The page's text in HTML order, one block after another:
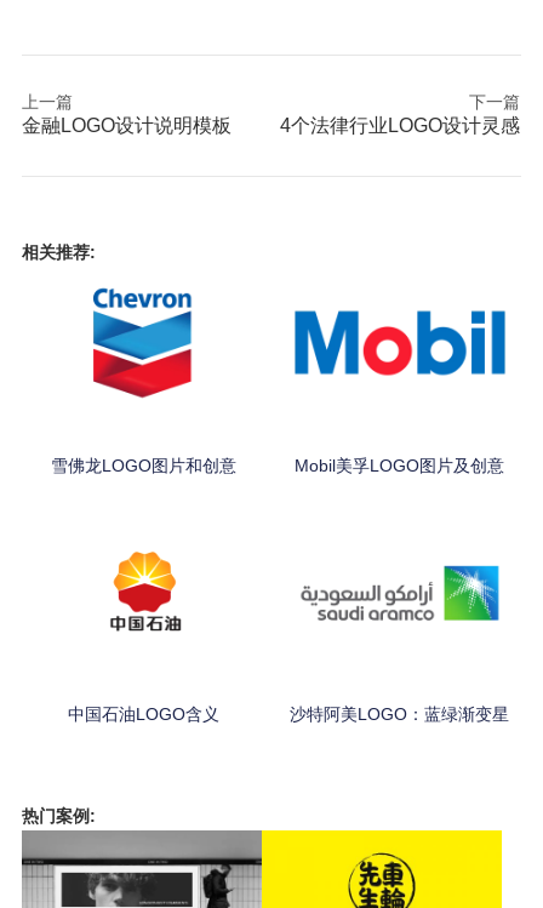
上一篇
金融LOGO设计说明模板
下一篇
4个法律行业LOGO设计灵感
相关推荐:
雪佛龙LOGO图片和创意 Mobil美孚LOGO图片及创意
中国石油LOGO含义 沙特阿美LOGO：蓝绿渐变星
热门案例: